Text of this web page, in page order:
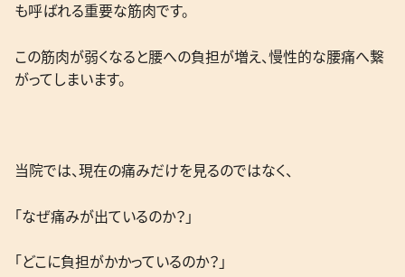
も呼ばれる重要な筋肉です。
この筋肉が弱くなると腰への負担が増え、慢性的な腰痛へ繋
がってしまいます。
当院では、現在の痛みだけを見るのではなく、
「なぜ痛みが出ているのか？」
「どこに負担がかかっているのか？」